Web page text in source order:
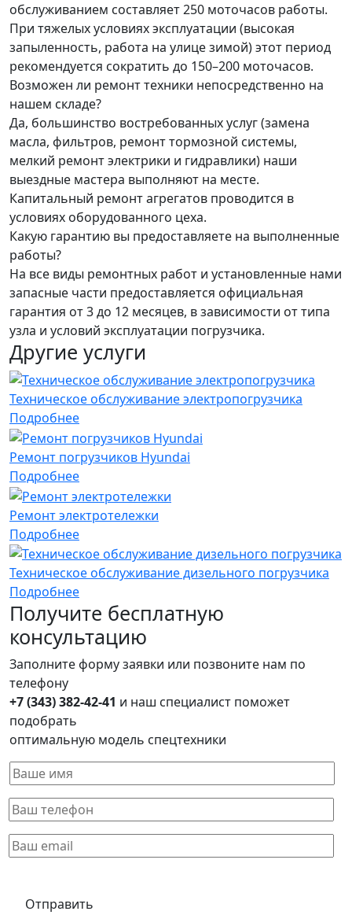
обслуживанием составляет 250 моточасов работы.
При тяжелых условиях эксплуатации (высокая
запыленность, работа на улице зимой) этот период
рекомендуется сократить до 150–200 моточасов.
Возможен ли ремонт техники непосредственно на
нашем складе?
Да, большинство востребованных услуг (замена
масла, фильтров, ремонт тормозной системы,
мелкий ремонт электрики и гидравлики) наши
выездные мастера выполняют на месте.
Капитальный ремонт агрегатов проводится в
условиях оборудованного цеха.
Какую гарантию вы предоставляете на выполненные
работы?
На все виды ремонтных работ и установленные нами
запасные части предоставляется официальная
гарантия от 3 до 12 месяцев, в зависимости от типа
узла и условий эксплуатации погрузчика.
Другие услуги
Техническое обслуживание электропогрузчика
Подробнее
Ремонт погрузчиков Hyundai
Подробнее
Ремонт электротележки
Подробнее
Техническое обслуживание дизельного погрузчика
Подробнее
Получите бесплатную
консультацию
Заполните форму заявки или позвоните нам по
телефону
+7 (343) 382-42-41 и наш специалист поможет
подобрать
оптимальную модель спецтехники
Отправить